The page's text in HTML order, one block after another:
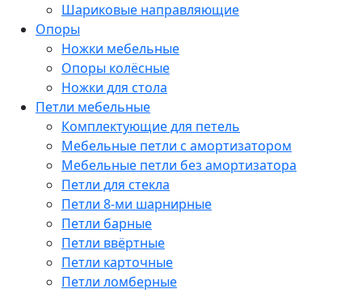
Шариковые направляющие
Опоры
Ножки мебельные
Опоры колёсные
Ножки для стола
Петли мебельные
Комплектующие для петель
Мебельные петли с амортизатором
Мебельные петли без амортизатора
Петли для стекла
Петли 8-ми шарнирные
Петли барные
Петли ввёртные
Петли карточные
Петли ломберные